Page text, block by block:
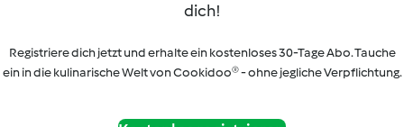
dich!
Registriere dich jetzt und erhalte ein kostenloses 30-Tage Abo. Tauche
ein in die kulinarische Welt von Cookidoo® - ohne jegliche Verpflichtung.